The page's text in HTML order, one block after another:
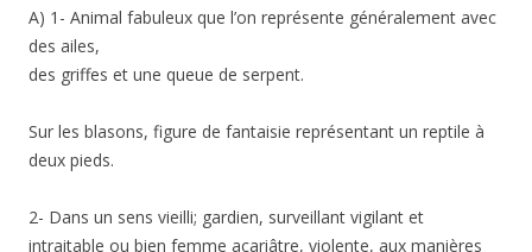
A) 1- Animal fabuleux que l’on représente généralement avec
des ailes,
des griffes et une queue de serpent.
Sur les blasons, figure de fantaisie représentant un reptile à
deux pieds.
2- Dans un sens vieilli; gardien, surveillant vigilant et
intraitable ou bien femme acariâtre, violente, aux manières